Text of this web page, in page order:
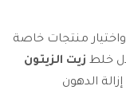
منتجات خاصة
خلط زيت الزيتون
الدهون